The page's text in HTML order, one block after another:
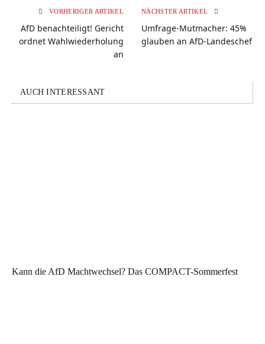
VORHERIGER ARTIKEL
AfD benachteiligt! Gericht
ordnet Wahlwiederholung
an
NÄCHSTER ARTIKEL
Umfrage-Mutmacher: 45%
glauben an AfD-Landeschef
AUCH INTERESSANT
Kann die AfD Machtwechsel? Das COMPACT-Sommerfest